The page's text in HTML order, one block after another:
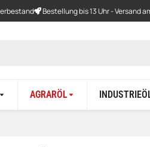
Bestellung bis 13 Uhr - Versand
AGRARÖL